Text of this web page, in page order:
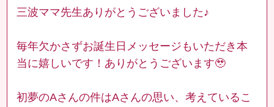
三波ママ先生ありがとうございました♪
毎年欠かさずお誕生日メッセージもいただき本
当に嬉しいです！ありがとうございます🥹
初夢のAさんの件はAさんの思い、考えているこ